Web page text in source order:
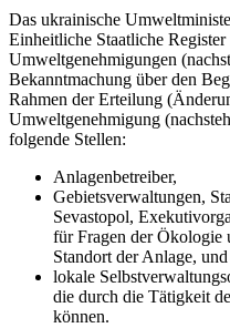
Das ukrainische
Einheitliche Staatliche
Umweltgenehmigungen
Bekanntmachung über den
Rahmen der Erteilung
Umweltgenehmigung
folgende Stellen:
Anlagenbetreiber,
Gebietsverwaltungen,
Sevastopol,
für Fragen der Ökologie
Standort der Anlage, und
lokale
die durch die Tätigkeit
können.